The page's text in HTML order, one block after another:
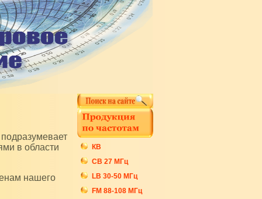
в области
КВ
СB 27 МГц
LB 30-50 МГц
FM 88-108 МГц